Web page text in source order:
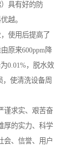
具有好的防
越。
使用后提高了
原来600ppm降
0.01%，脱水效
使清洗设备周
谨求实、艰苦奋
厚的实力、科学
会、信誉、用户